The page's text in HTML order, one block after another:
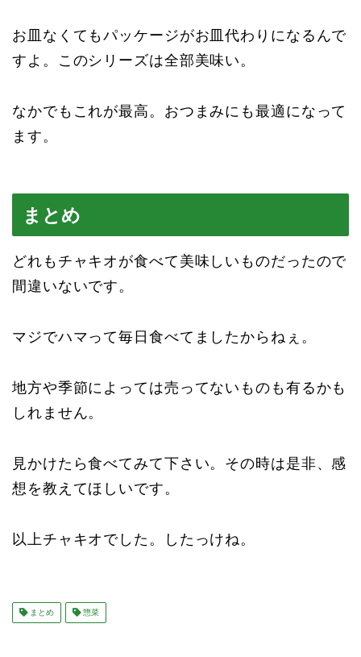
お皿なくてもパッケージがお皿代わりになるんで
すよ。このシリーズは全部美味い。
なかでもこれが最高。おつまみにも最適になって
ます。
まとめ
どれもチャキオが食べて美味しいものだったので
間違いないです。
マジでハマって毎日食べてましたからねぇ。
地方や季節によっては売ってないものも有るかも
しれません。
見かけたら食べてみて下さい。その時は是非、感
想を教えてほしいです。
以上チャキオでした。したっけね。
まとめ 惣菜